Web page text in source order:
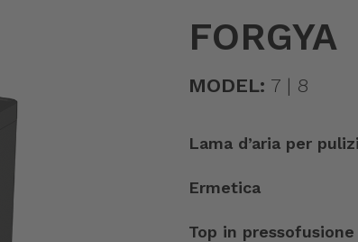
FORGYA
MODEL: 7 | 8
Lama d’aria per
Ermetica
Top in pressofusione